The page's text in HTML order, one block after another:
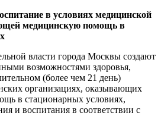
в условиях медицинской
медицинскую помощь в
власти города Москвы создают
возможностями здоровья,
(более чем 21 день)
организациях, оказывающих
в стационарных условиях,
и воспитания в соответствии с